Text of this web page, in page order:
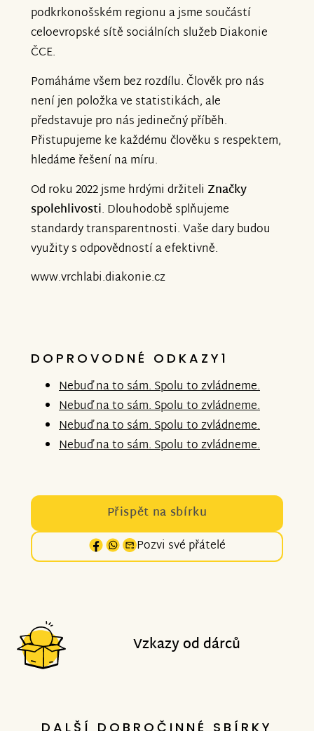
podkrkonošském regionu a jsme součástí
celoevropské sítě sociálních služeb Diakonie
ČCE.
Pomáháme všem bez rozdílu. Člověk pro nás
není jen položka ve statistikách, ale
představuje pro nás jedinečný příběh.
Přistupujeme ke každému člověku s respektem,
hledáme řešení na míru.
Od roku 2022 jsme hrdými držiteli Značky
spolehlivosti. Dlouhodobě splňujeme
standardy transparentnosti. Vaše dary budou
využity s odpovědností a efektivně.
www.vrchlabi.diakonie.cz
DOPROVODNÉ ODKAZY1
Nebuď na to sám. Spolu to zvládneme.
Nebuď na to sám. Spolu to zvládneme.
Nebuď na to sám. Spolu to zvládneme.
Nebuď na to sám. Spolu to zvládneme.
Přispět na sbírku
Pozvi své přátelé
Vzkazy od dárců
DALŠÍ DOBROČINNÉ SBÍRKY